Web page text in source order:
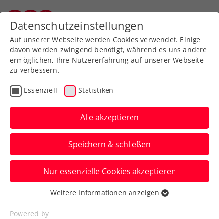
Zurück zur Newsübersicht
Turniere
US Open: Auch Nummer-
1-Team besiegt –
Schwärzler sensationell
im Doppelfinale
Der ÖTV-Youngster schlägt im Semifinale
die Nummern eins und zwei der Welt.
Datenschutzeinstellungen
Auf unserer Webseite werden Cookies verwendet. Einige
davon werden zwingend benötigt, während es uns andere
ermöglichen, Ihre Nutzererfahrung auf unserer Webseite
zu verbessern.
Essenziell Statistiken
Alle akzeptieren
Speichern & schließen
Nur essenzielle Cookies akzeptieren
Essenziell
Essenzielle Cookies werden für grundlegende
Weitere Informationen anzeigen
Powered by